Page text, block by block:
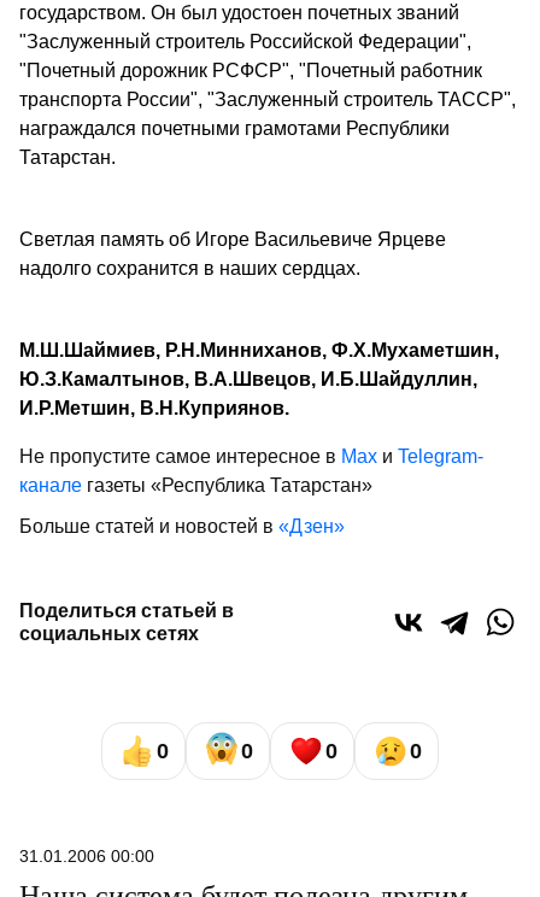
государством. Он был удостоен почетных званий
"Заслуженный строитель Российской Федерации",
"Почетный дорожник РСФСР", "Почетный работник
транспорта России", "Заслуженный строитель ТАССР",
награждался почетными грамотами Республики
Татарстан.
Светлая память об Игоре Васильевиче Ярцеве
надолго сохранится в наших сердцах.
М.Ш.Шаймиев, Р.Н.Минниханов, Ф.Х.Мухаметшин,
Ю.З.Камалтынов, В.А.Швецов, И.Б.Шайдуллин,
И.Р.Метшин, В.Н.Куприянов.
Не пропустите самое интересное в Max и Telegram-
канале газеты «Республика Татарстан»
Больше статей и новостей в «Дзен»
Поделиться статьей в
социальных сетях
0 0 0 0
31.01.2006 00:00